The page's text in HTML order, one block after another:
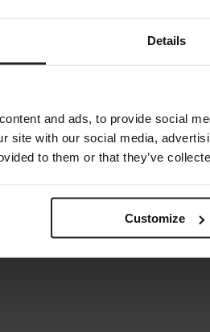
Details
and ads, to provide social
site with our social media,
to them or that they’ve
Customize